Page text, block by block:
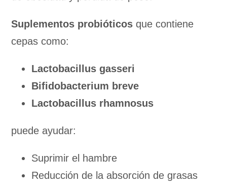
Suplementos probióticos que contiene
cepas como:
Lactobacillus gasseri
Bifidobacterium breve
Lactobacillus rhamnosus
puede ayudar:
Suprimir el hambre
Reducción de la absorción de grasas